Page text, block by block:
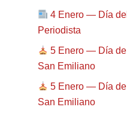
4 Enero — Día del
Periodista
5 Enero — Día de
San Emiliano
5 Enero — Día de
San Emiliano